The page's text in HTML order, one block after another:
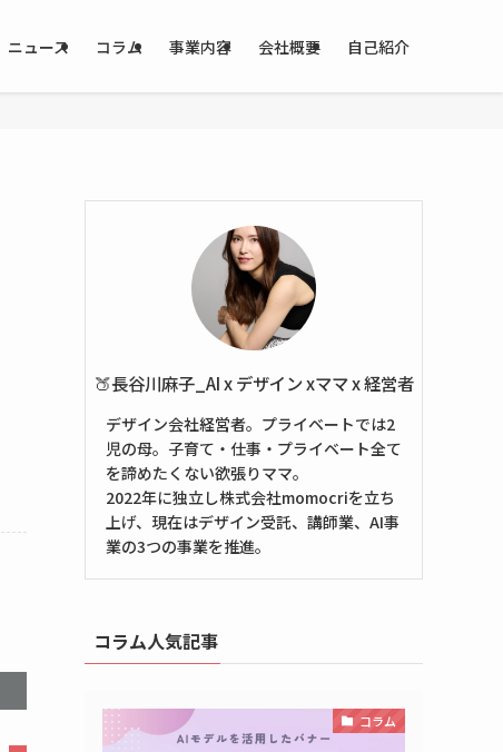
ニュース コラム 事業内容 会社概要 自己紹介
🍑長谷川麻子_AI x デザイン xママ x 経営者
デザイン会社経営者。プライベートでは2
児の母。子育て・仕事・プライベート全て
を諦めたくない欲張りママ。
2022年に独立し株式会社momocriを立ち
上げ、現在はデザイン受託、講師業、AI事
業の3つの事業を推進。
コラム人気記事
コラム